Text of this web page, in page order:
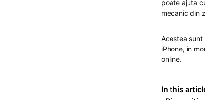
poate ajuta
mecanic din
Acestea
iPhone, in
online.
In this